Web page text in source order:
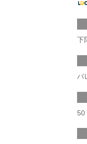
下
バ
50